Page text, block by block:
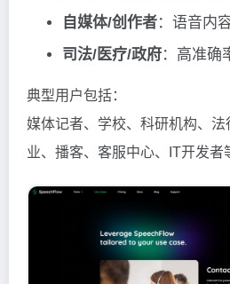
自媒体/创作者：语音内
司法/医疗/政府：高准确
典型用户包括：
媒体记者、学校、科研机构、
业、播客、客服中心、IT开发者